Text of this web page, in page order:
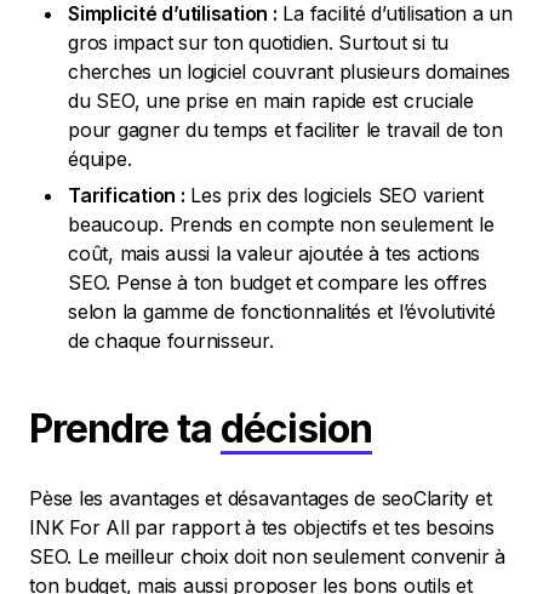
Simplicité d’utilisation : La facilité d’utilisation a un
gros impact sur ton quotidien. Surtout si tu
cherches un logiciel couvrant plusieurs domaines
du SEO, une prise en main rapide est cruciale
pour gagner du temps et faciliter le travail de ton
équipe.
Tarification : Les prix des logiciels SEO varient
beaucoup. Prends en compte non seulement le
coût, mais aussi la valeur ajoutée à tes actions
SEO. Pense à ton budget et compare les offres
selon la gamme de fonctionnalités et l’évolutivité
de chaque fournisseur.
Prendre ta décision
Pèse les avantages et désavantages de seoClarity et
INK For All par rapport à tes objectifs et tes besoins
SEO. Le meilleur choix doit non seulement convenir à
ton budget, mais aussi proposer les bons outils et